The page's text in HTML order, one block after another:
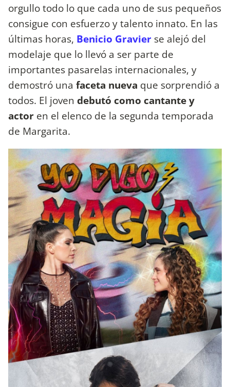
orgullo todo lo que cada uno de sus pequeños
consigue con esfuerzo y talento innato. En las
últimas horas, Benicio Gravier se alejó del
modelaje que lo llevó a ser parte de
importantes pasarelas internacionales, y
demostró una faceta nueva que sorprendió a
todos. El joven debutó como cantante y
actor en el elenco de la segunda temporada
de Margarita.